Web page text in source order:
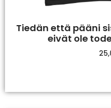
Tiedän että pääni
eivät ole